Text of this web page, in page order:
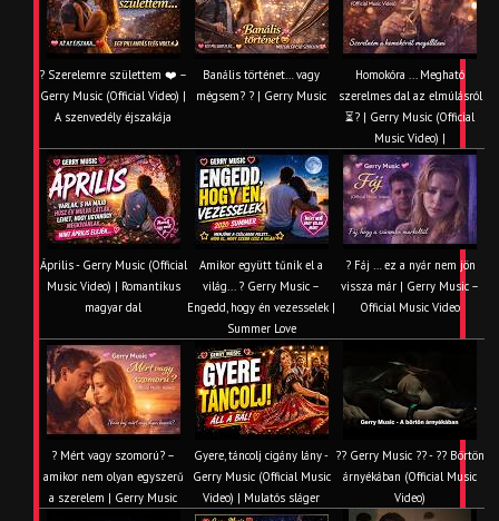
? Szerelemre születtem ❤️ –
Gerry Music (Official Video) |
A szenvedély éjszakája
Banális történet… vagy
mégsem? ? | Gerry Music
Homokóra ... Megható
szerelmes dal az elmúlásról
⏳? | Gerry Music (Official
Music Video) |
Április - Gerry Music (Official
Music Video) | Romantikus
magyar dal
Amikor együtt tűnik el a
világ... ? Gerry Music –
Engedd, hogy én vezesselek |
Summer Love
? Fáj … ez a nyár nem jön
vissza már | Gerry Music –
Official Music Video
? Mért vagy szomorú? –
amikor nem olyan egyszerű
a szerelem | Gerry Music
Gyere, táncolj cigány lány -
Gerry Music (Official Music
Video) | Mulatós sláger
?? Gerry Music ?? - ?? Börtön
árnyékában (Official Music
Video)